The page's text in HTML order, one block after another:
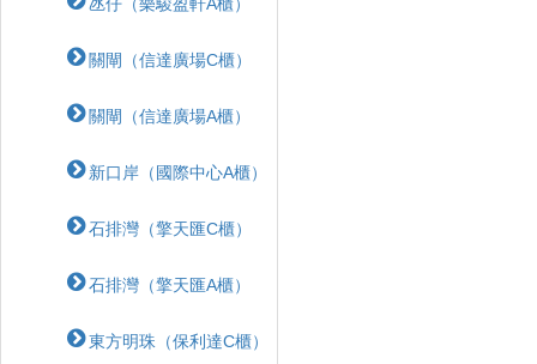
關閘（信達廣場C櫃）
關閘（信達廣場A櫃）
新口岸（國際中心A櫃）
石排灣（擎天匯C櫃）
石排灣（擎天匯A櫃）
東方明珠（保利達C櫃）